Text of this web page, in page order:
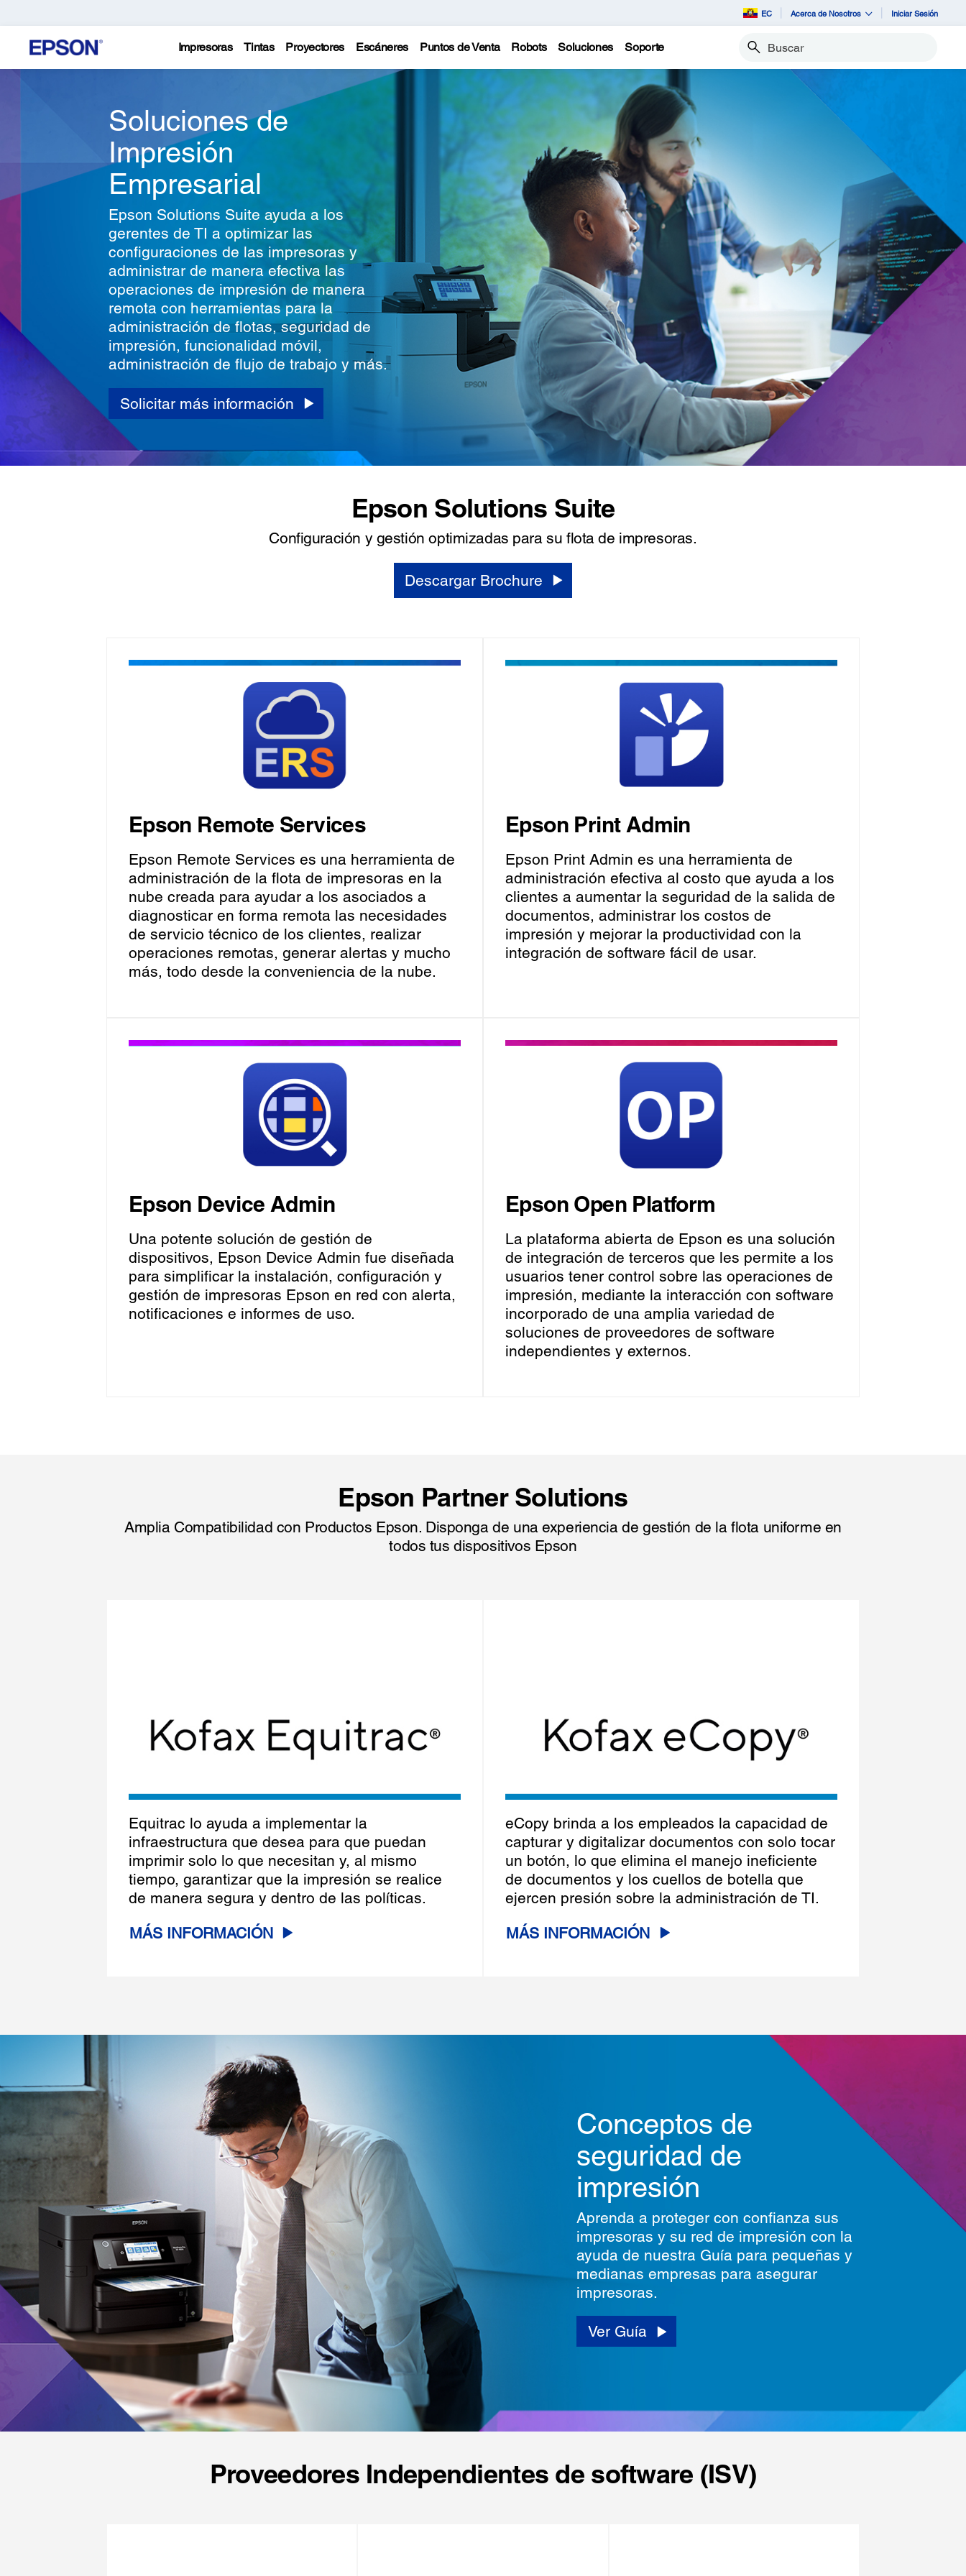
EC Acerca de Nosotros Iniciar Sesión
Impresoras Tintas Proyectores Escáneres Puntos de Venta Robots Soluciones Soporte Buscar
Soluciones de
Impresión
Empresarial
Epson Solutions Suite ayuda a los
gerentes de TI a optimizar las
configuraciones de las impresoras y
administrar de manera efectiva las
operaciones de impresión de manera
remota con herramientas para la
administración de flotas, seguridad de
impresión, funcionalidad móvil,
administración de flujo de trabajo y más.
Solicitar más información
Epson Solutions Suite
Configuración y gestión optimizadas para su flota de impresoras.
Descargar Brochure
Epson Remote Services
Epson Remote Services es una herramienta de
administración de la flota de impresoras en la
nube creada para ayudar a los asociados a
diagnosticar en forma remota las necesidades
de servicio técnico de los clientes, realizar
operaciones remotas, generar alertas y mucho
más, todo desde la conveniencia de la nube.
Epson Print Admin
Epson Print Admin es una herramienta de
administración efectiva al costo que ayuda a los
clientes a aumentar la seguridad de la salida de
documentos, administrar los costos de
impresión y mejorar la productividad con la
integración de software fácil de usar.
Epson Device Admin
Una potente solución de gestión de
dispositivos, Epson Device Admin fue diseñada
para simplificar la instalación, configuración y
gestión de impresoras Epson en red con alerta,
notificaciones e informes de uso.
Epson Open Platform
La plataforma abierta de Epson es una solución
de integración de terceros que les permite a los
usuarios tener control sobre las operaciones de
impresión, mediante la interacción con software
incorporado de una amplia variedad de
soluciones de proveedores de software
independientes y externos.
Epson Partner Solutions
Amplia Compatibilidad con Productos Epson. Disponga de una experiencia de gestión de la flota uniforme en
todos tus dispositivos Epson
Equitrac lo ayuda a implementar la
infraestructura que desea para que puedan
imprimir solo lo que necesitan y, al mismo
tiempo, garantizar que la impresión se realice
de manera segura y dentro de las políticas.
MÁS INFORMACIÓN
eCopy brinda a los empleados la capacidad de
capturar y digitalizar documentos con solo tocar
un botón, lo que elimina el manejo ineficiente
de documentos y los cuellos de botella que
ejercen presión sobre la administración de TI.
MÁS INFORMACIÓN
Conceptos de
seguridad de
impresión
Aprenda a proteger con confianza sus
impresoras y su red de impresión con la
ayuda de nuestra Guía para pequeñas y
medianas empresas para asegurar
impresoras.
Ver Guía
Proveedores Independientes de software (ISV)